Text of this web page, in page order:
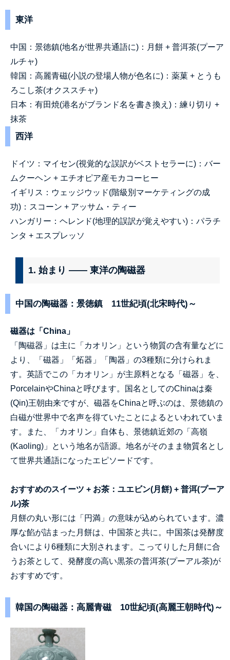
東洋
中国：景徳鎮(地名が世界共通語に)：月餅 + 普洱茶(プーア
ルチャ)
韓国 ：高麗青磁(小説の登場人物が色名に)：薬菓 + とうも
ろこし茶(オクススチャ)
日 本 ：有田焼(港名がブランド名を書き換え)：練り切り +
抹茶
西洋
ドイツ：マイセン(視覚的な誤訳がベストセラーに)：バー
ムクーヘン + エチオピア産モカコーヒー
イ ギリ ス：ウェッジウッド(階級別マーケティングの成
功)：スコーン + アッサム・ティー
ハンガリー：ヘレンド(地理的誤訳が覚えやすい)：パラチ
ンタ + エスプレッソ
1. 始まり —— 東洋の陶磁器
中国の陶磁器：景徳鎮 11世紀頃(北宋時代)～
磁器は「China」
「陶磁器」は主に「カオリン」という物質の含有量などに
より、「磁器」「炻器」「陶器」の3種類に分けられま
す。英語でこの「カオリン」が主原料となる「磁器」を、
PorcelainやChinaと呼びます。国名としてのChinaは秦
(Qin)王朝由来ですが、磁器をChinaと呼ぶのは、景徳鎮の
白磁が世界中で名声を得ていたことによるといわれていま
す。また、「カオリン」自体も、景徳鎮近郊の「高嶺
(Kaoling)」という地名が語源。地名がそのまま物質名とし
て世界共通語になったエピソードです。
おすすめのスイーツ + お茶：ユエビン(月餅) + 普洱(プーア
ル)茶
月餅の丸い形には「円満」の意味が込められています。濃
厚な餡が詰まった月餅は、中国茶と共に。中国茶は発酵度
合いにより6種類に大別されます。こってりした月餅に合
うお茶として、発酵度の高い黒茶の普洱茶(プーアル茶)が
おすすめです。
韓国の陶磁器：高麗青磁 10世紀頃(高麗王朝時代)～